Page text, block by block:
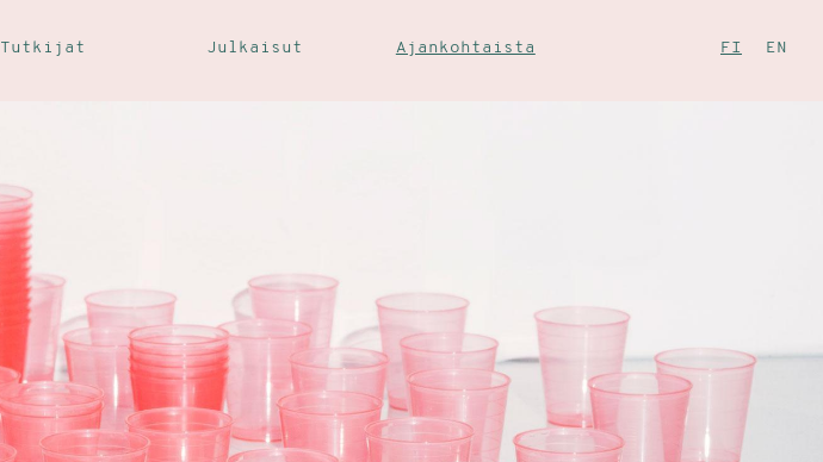
Tutkijat Julkaisut Ajankohtaista FI EN